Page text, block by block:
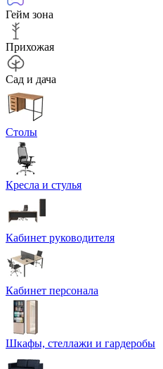
Гейм зона
Прихожая
Сад и дача
Столы
Кресла и стулья
Кабинет руководителя
Кабинет персонала
Шкафы, стеллажи и гардеробы